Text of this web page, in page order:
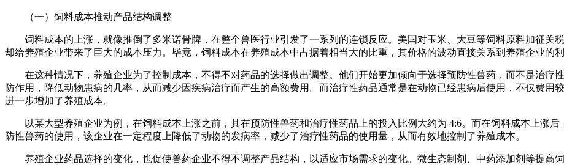
（一）饲料成本推动产品结构调整
饲料成本的上涨，就像推倒了多米诺骨牌，在整个兽医行业引发了一系列的连锁反应。美国对玉米、大豆等饲料原料加征关
却给养殖企业带来了巨大的成本压力。毕竟，饲料成本在养殖成本中占据着相当大的比重，其价格的波动直接关系到养殖企业的利
在这种情况下，养殖企业为了控制成本，不得不对药品的选择做出调整。他们开始更加倾向于选择预防性兽药，而不是治疗
防作用，降低动物患病的几率，从而减少因疾病治疗而产生的高额费用。而治疗性药品通常是在动物已经患病后使用，不仅费用
进一步增加了养殖成本。
以某大型养殖企业为例，在饲料成本上涨之前，其在预防性兽药和治疗性药品上的投入比例大约为 4:6。而在饲料成本上涨
防性兽药的使用，该企业在一定程度上降低了动物的发病率，减少了治疗性药品的使用量，从而有效地控制了养殖成本。
养殖企业药品选择的变化，也促使兽药企业不得不调整产品结构，以适应市场需求的变化。微生态制剂、中药添加剂等提高